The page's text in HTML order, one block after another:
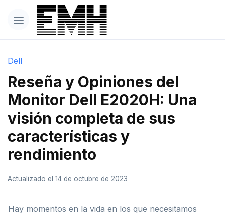
Dell
Reseña y Opiniones del
Monitor Dell E2020H: Una
visión completa de sus
características y
rendimiento
Actualizado el 14 de octubre de 2023
Hay momentos en la vida en los que necesitamos